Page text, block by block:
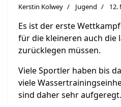
Kerstin Kolwey Jugend 12.
Es ist der erste
für die kleineren auch die
zurücklegen müssen.
Viele Sportler haben bis
viele
sind daher sehr aufgeregt.